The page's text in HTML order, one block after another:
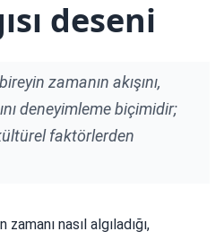
deseni
zamanın akışını,
deneyimleme biçimidir;
faktörlerden
nasıl algıladığı,